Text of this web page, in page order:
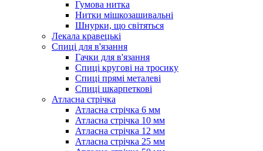
Гумова нитка
Нитки мішкозашивальні
Шнурки, що світяться
Лекала кравецькі
Cпиці для в'язання
Гачки для в'язання
Спиці кругові на тросику
Спиці прямі металеві
Спиці шкарпеткові
Атласна стрічка
Атласна стрічка 6 мм
Атласна стрічка 10 мм
Атласна стрічка 12 мм
Атласна стрічка 25 мм